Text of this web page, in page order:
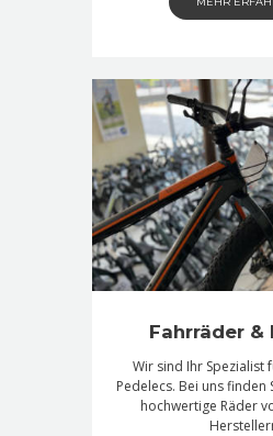
Fahrräder &
Wir sind Ihr Spezialist
Pedelecs. Bei uns finden
hochwertige Räder